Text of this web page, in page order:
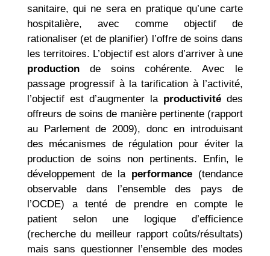
sanitaire, qui ne sera en pratique qu’une carte
hospitalière, avec comme objectif de
rationaliser (et de planifier) l’offre de soins dans
les territoires. L’objectif est alors d’arriver à une
productionde soins cohérente. Avec le
passage progressif à la tarification à l’activité,
l’objectif est d’augmenter la productivité des
offreurs de soins de manière pertinente (rapport
au Parlement de 2009), donc en introduisant
des mécanismes de régulation pour éviter la
production de soins non pertinents. Enfin, le
développement de la performance (tendance
observable dans l’ensemble des pays de
l’OCDE) a tenté de prendre en compte le
patient selon une logique d’efficience
(recherche du meilleur rapport coûts/résultats)
mais sans questionner l’ensemble des modes